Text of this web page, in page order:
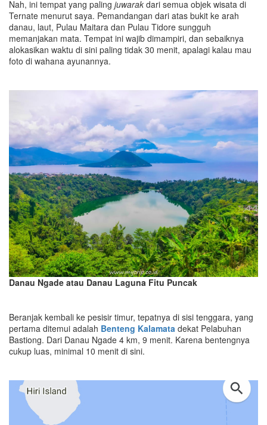
Nah, ini tempat yang paling juwarak dari semua objek wisata di
Ternate menurut saya. Pemandangan dari atas bukit ke arah
danau, laut, Pulau Maitara dan Pulau Tidore sungguh
memanjakan mata. Tempat ini wajib dimampiri, dan sebaiknya
alokasikan waktu di sini paling tidak 30 menit, apalagi kalau mau
foto di wahana ayunannya.
Danau Ngade atau Danau Laguna Fitu Puncak
Beranjak kembali ke pesisir timur, tepatnya di sisi tenggara, yang
pertama ditemui adalah Benteng Kalamata dekat Pelabuhan
Bastiong. Dari Danau Ngade 4 km, 9 menit. Karena bentengnya
cukup luas, minimal 10 menit di sini.